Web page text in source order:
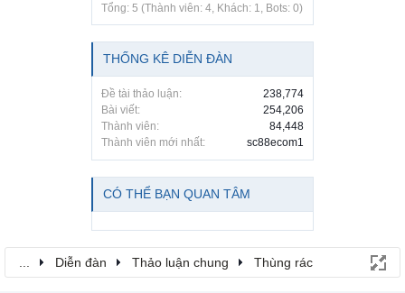
Tổng: 5 (Thành viên: 4, Khách: 1, Bots: 0)
THỐNG KÊ DIỄN ĐÀN
Đề tài thảo luận:
238,774
Bài viết:
254,206
Thành viên:
84,448
Thành viên mới nhất:
sc88ecom1
CÓ THỂ BẠN QUAN TÂM
Diễn đàn Thảo luận chung Thùng rác